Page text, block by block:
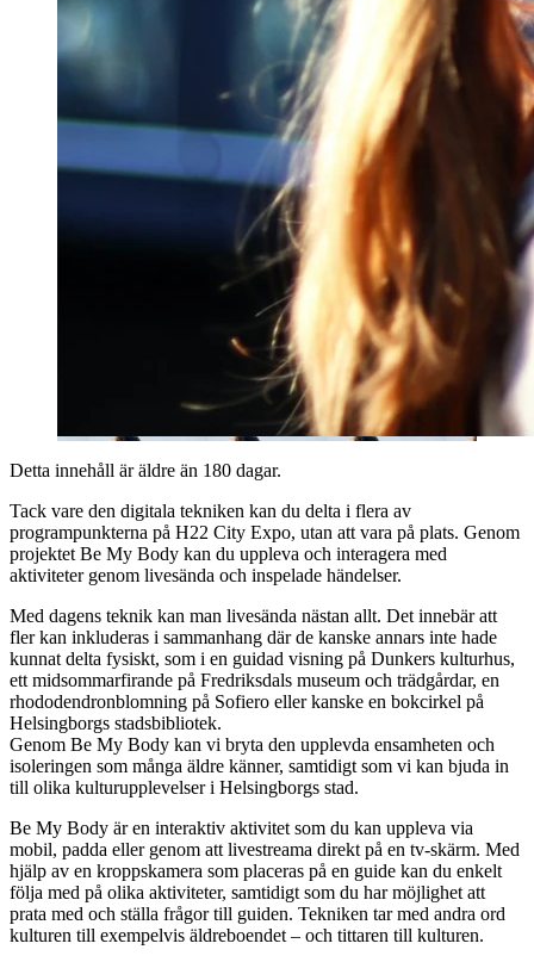
Detta innehåll är äldre än 180 dagar.
Tack vare den digitala tekniken kan du delta i flera av
programpunkterna på H22 City Expo, utan att vara på plats. Genom
projektet Be My Body kan du uppleva och interagera med
aktiviteter genom livesända och inspelade händelser.
Med dagens teknik kan man livesända nästan allt. Det innebär att
fler kan inkluderas i sammanhang där de kanske annars inte hade
kunnat delta fysiskt, som i en guidad visning på Dunkers kulturhus,
ett midsommarfirande på Fredriksdals museum och trädgårdar, en
rhododendronblomning på Sofiero eller kanske en bokcirkel på
Helsingborgs stadsbibliotek.
Genom Be My Body kan vi bryta den upplevda ensamheten och
isoleringen som många äldre känner, samtidigt som vi kan bjuda in
till olika kulturupplevelser i Helsingborgs stad.
Be My Body är en interaktiv aktivitet som du kan uppleva via
mobil, padda eller genom att livestreama direkt på en tv-skärm. Med
hjälp av en kroppskamera som placeras på en guide kan du enkelt
följa med på olika aktiviteter, samtidigt som du har möjlighet att
prata med och ställa frågor till guiden. Tekniken tar med andra ord
kulturen till exempelvis äldreboendet – och tittaren till kulturen.